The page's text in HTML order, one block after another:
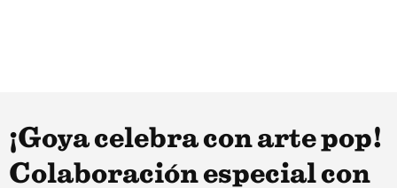
¡Goya celebra con arte pop!
Colaboración especial con